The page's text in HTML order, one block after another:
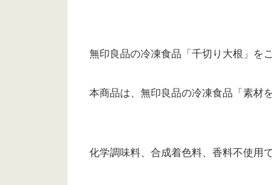
無印良品の冷凍食品「千切り大根」を
本商品は、無印良品の冷凍食品「素材
化学調味料、合成着色料、香料不使用